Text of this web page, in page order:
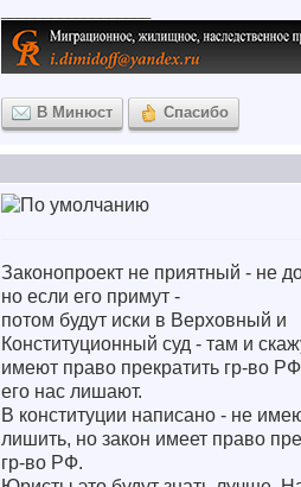
В Минюст Спасибо
Законопроект не приятный - не
но если его примут -
потом будут иски в Верховный и
Конституционный суд - там и
имеют право прекратить гр-во
его нас лишают.
В конституции написано - не
лишить, но закон имеет право
гр-во РФ.